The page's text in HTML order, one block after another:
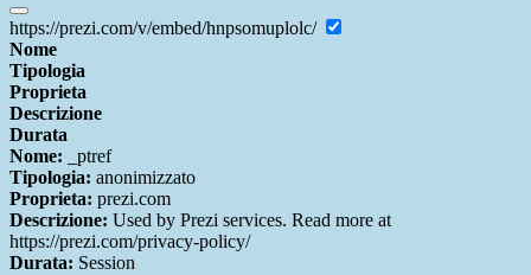
https://prezi.com/v/embed/hnpsomuplolc/
Nome
Tipologia
Proprieta
Descrizione
Durata
Nome: _ptref
Tipologia: anonimizzato
Proprieta: prezi.com
Descrizione: Used by Prezi services. Read more at
https://prezi.com/privacy-policy/
Durata: Session